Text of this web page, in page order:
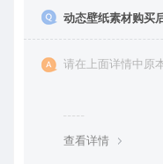
动态壁纸素材购买
请在上面详情中原
查看详情